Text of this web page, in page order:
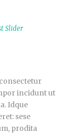
Slider
incidunt ut
Idque
sese
prodita